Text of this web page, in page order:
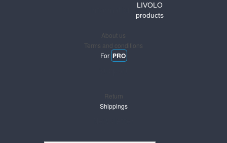
LIVOLO
products
About us
Terms and conditions
For PRO
Return
Shippings